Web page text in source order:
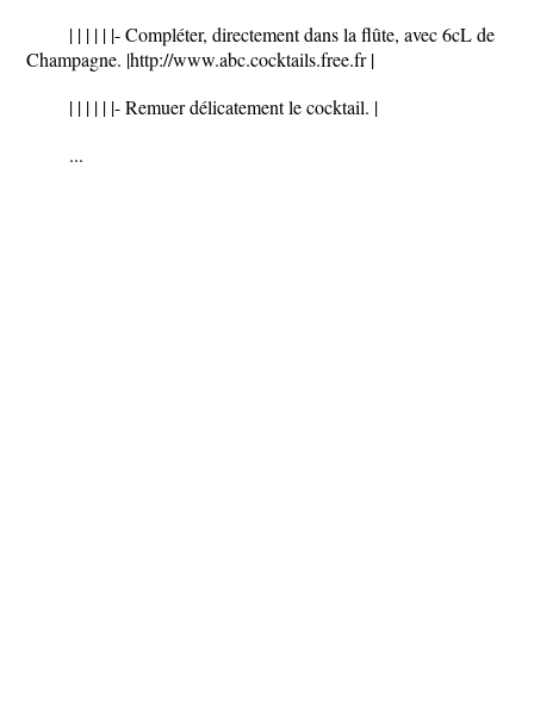
| | | | | |- Compléter, directement dans la flûte, avec 6cL de
Champagne. |http://www.abc.cocktails.free.fr |
| | | | | |- Remuer délicatement le cocktail. |
...